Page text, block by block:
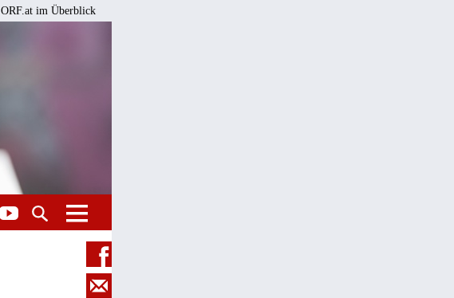
ORF.at im Überblick